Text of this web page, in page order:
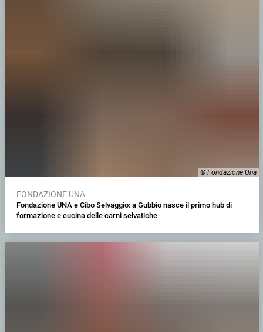
© Fondazione Una
FONDAZIONE UNA
Fondazione UNA e Cibo Selvaggio: a Gubbio nasce il primo hub di
formazione e cucina delle carni selvatiche